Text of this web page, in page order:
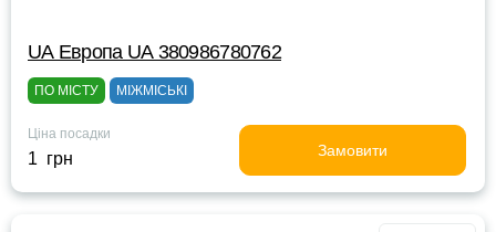
UА Европа UА 380986780762
ПО МІСТУ МІЖМІСЬКІ
Ціна посадки
1 грн Замовити